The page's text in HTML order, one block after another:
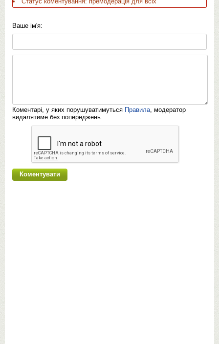
Ваше ім'я:
Коментарі, у яких порушуватимуться Правила , модератор
видалятиме без попереджень.